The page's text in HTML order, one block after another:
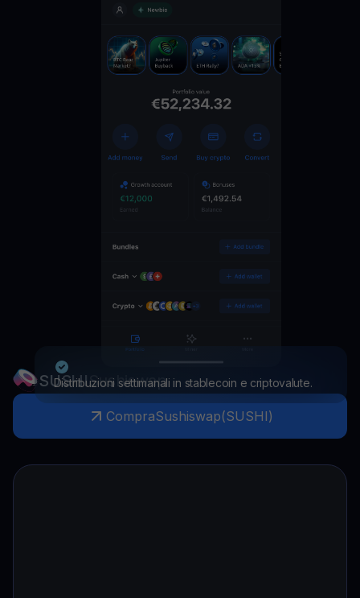
Distribuzioni settimanali in stablecoin e criptovalute.
SUSHISushiswap
CompraSushiswap(SUSHI)